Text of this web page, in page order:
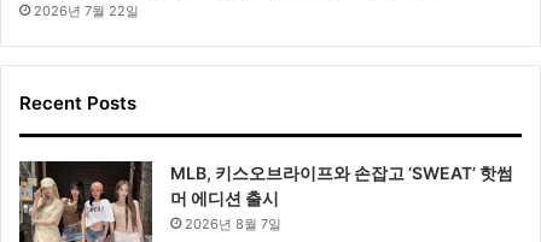
2026년 7월 22일
Recent Posts
MLB, 키스오브라이프와 손잡고 ‘SWEAT’ 핫썸
머 에디션 출시
2026년 8월 7일